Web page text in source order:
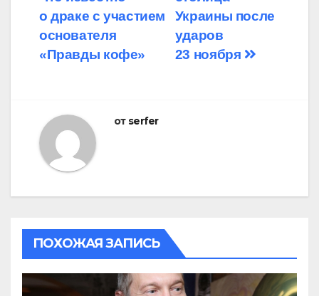
Украины после
ударов
23 ноября
о драке с участием
основателя
«Правды кофе»
от serfer
ПОХОЖАЯ ЗАПИСЬ